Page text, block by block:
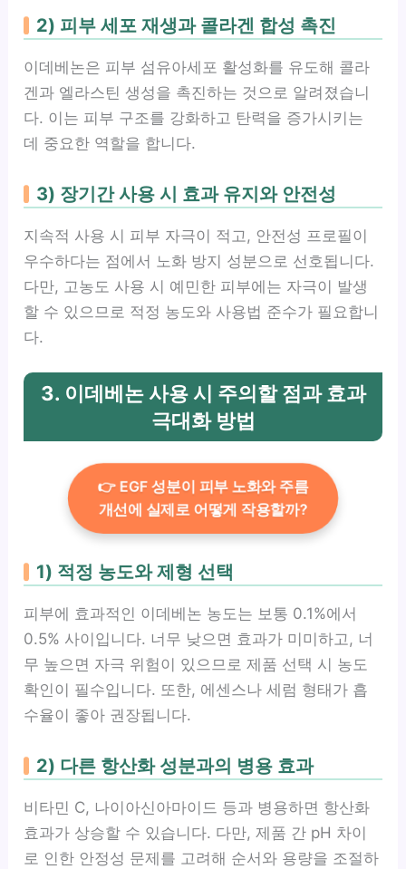
2) 피부 세포 재생과 콜라겐 합성 촉진
이데베논은 피부 섬유아세포 활성화를 유도해 콜라
겐과 엘라스틴 생성을 촉진하는 것으로 알려졌습니
다. 이는 피부 구조를 강화하고 탄력을 증가시키는
데 중요한 역할을 합니다.
3) 장기간 사용 시 효과 유지와 안전성
지속적 사용 시 피부 자극이 적고, 안전성 프로필이
우수하다는 점에서 노화 방지 성분으로 선호됩니다.
다만, 고농도 사용 시 예민한 피부에는 자극이 발생
할 수 있으므로 적정 농도와 사용법 준수가 필요합니
다.
3. 이데베논 사용 시 주의할 점과 효과
극대화 방법
👉 EGF 성분이 피부 노화와 주름
개선에 실제로 어떻게 작용할까?
1) 적정 농도와 제형 선택
피부에 효과적인 이데베논 농도는 보통 0.1%에서
0.5% 사이입니다. 너무 낮으면 효과가 미미하고, 너
무 높으면 자극 위험이 있으므로 제품 선택 시 농도
확인이 필수입니다. 또한, 에센스나 세럼 형태가 흡
수율이 좋아 권장됩니다.
2) 다른 항산화 성분과의 병용 효과
비타민 C, 나이아신아마이드 등과 병용하면 항산화
효과가 상승할 수 있습니다. 다만, 제품 간 pH 차이
로 인한 안정성 문제를 고려해 순서와 용량을 조절하